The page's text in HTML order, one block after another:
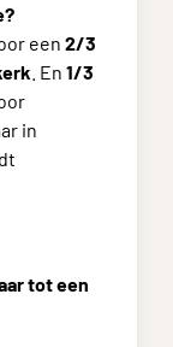
een 2/3
. En 1/3
in
tot een